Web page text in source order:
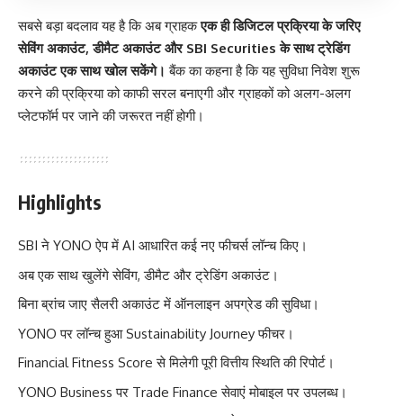
सबसे बड़ा बदलाव यह है कि अब ग्राहकएक ही डिजिटल प्रक्रिया के जरिए
सेविंग अकाउंट, डीमैट अकाउंट और SBI Securities के साथ ट्रेडिंग
अकाउंट एक साथ खोल सकेंगे। बैंक का कहना है कि यह सुविधा निवेश शुरू
करने की प्रक्रिया को काफी सरल बनाएगी और ग्राहकों को अलग-अलग
प्लेटफॉर्म पर जाने की जरूरत नहीं होगी।
Highlights
SBI ने YONO ऐप में AI आधारित कई नए फीचर्स लॉन्च किए।
अब एक साथ खुलेंगे सेविंग, डीमैट और ट्रेडिंग अकाउंट।
बिना ब्रांच जाए सैलरी अकाउंट में ऑनलाइन अपग्रेड की सुविधा।
YONO पर लॉन्च हुआ Sustainability Journey फीचर।
Financial Fitness Score से मिलेगी पूरी वित्तीय स्थिति की रिपोर्ट।
YONO Business पर Trade Finance सेवाएं मोबाइल पर उपलब्ध।